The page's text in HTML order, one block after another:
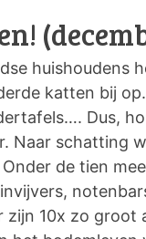
huishoudens
katten bij
Dus,
Naar schatting
de tien
10x zo